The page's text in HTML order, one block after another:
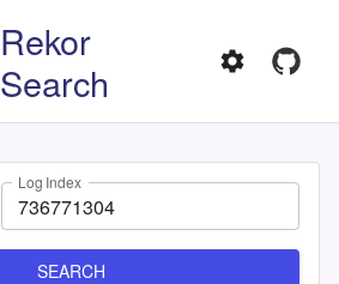
Rekor
Search
Log Index
SEARCH